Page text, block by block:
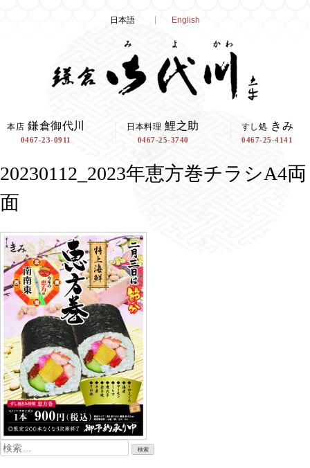
English
日本語
本店 鎌倉御代川
0467-23-0911
日本料理 鯉之助
0467-25-3740
すし処 きみ
0467-25-4141
20230112_2023年恵方巻チラシA4両
面
検